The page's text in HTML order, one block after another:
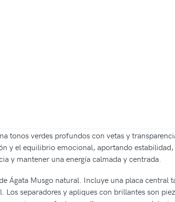
tonos verdes profundos con vetas y
y el equilibrio emocional, aportando
y mantener una energía calmada y centrada.
Ágata Musgo natural. Incluye una placa
separadores y apliques con brillantes son